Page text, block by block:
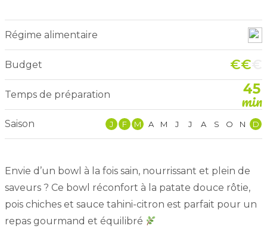
Régime alimentaire
Budget €€
Temps de préparation 45
min
Saison J F M A M J J A S O N D
Envie d’un bowl à la fois sain, nourrissant et plein de
saveurs ? Ce bowl réconfort à la patate douce rôtie,
pois chiches et sauce tahini-citron est parfait pour un
repas gourmand et équilibré